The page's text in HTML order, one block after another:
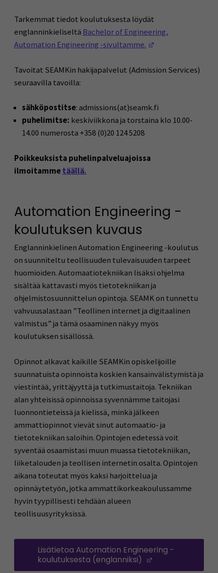
Tarkemmat tiedot koulutuksesta löydät
englanninkieliseltä Bachelor of Engineering,
Automation Engineering -sivultamme.
Tavoitat SEAMKin hakijapalvelut (Admission Services)
seuraavilla tavoilla:
sähköpostitse: admissions(at)seamk.fi
puhelimitse: keskiviikkona ja torstaina klo 10.00-
14.00 numerosta +358 (0)20 124 5208
Poikkeuksista puhelinpalveluajoissa
ilmoitammetäällä.
Automation Engineering -
koulutuksen kuvaus
Englanninkielinen Automation Engineering -koulutus
on suunniteltu teollisuuden tulevaisuuden tarpeet
huomioiden. Automaatiotekniikan lisäksi ohjelma
sisältää kattavasti myös tietotekniikan ja
ohjelmistosuunnittelun opintoja. SEAMK on tunnettu
vahvuusalastaan ”Teollinen internet ja digitaalinen
valmistus” ja tämä osaaminen näkyy myös
koulutuksen sisällössä.
Opinnot alkavat kaikille SEAMKin opiskelijoille
suunnatuista opinnoista koskien kansainvälistymistä ja
viestintää, yrittäjyyttä ja tutkimustaitoja. Tekniikan
alan yhteisissä opinnoissa syvennämme taitojasi
luonnontieteissä ja kielissä, minkä jälkeen
ammattiopinnot vievät sinut automaatio- ja
tietotekniikan saloihin. Opintojen edetessä voit
syventää osaamistasi muun muassa tietotekniikan,
liiketalouden ja teollisen internetin osalta. Opintojen
aikana toteutat myös kaksi harjoittelua ja
opinnäytetyön, jotka ammattikorkeakoulussamme
hyvin tyypillisesti tehdään alueen
teollisuusyrityksissä.
Lisätietoa Automation Engineering -
koulutuksesta (englanniksi)